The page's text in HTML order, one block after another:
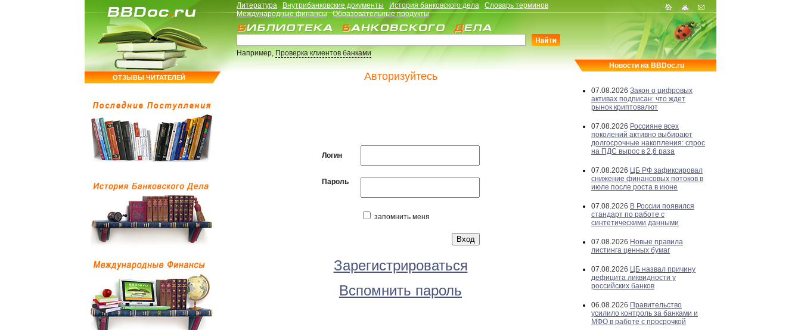
ОТЗЫВЫ ЧИТАТЕЛЕЙ
Литература Внутрибанковские документы История банковского дела
Словарь терминов
Международные финансы
Образовательные продукты
Например,Проверка клиентов банками
Авторизуйтесь
Логин
Пароль
запомнить меня
Зарегистрироваться
Вспомнить пароль
Новости на BBDoc.ru
07.08.2026 Закон о цифровых
активах подписан: что ждет
рынок криптовалют
07.08.2026 Россияне всех
поколений активно выбирают
долгосрочные накопления: спрос
на ПДС вырос в 2,6 раза
07.08.2026 ЦБ РФ зафиксировал
снижение финансовых потоков в
июле после роста в июне
07.08.2026 В России появился
стандарт по работе с
синтетическими данными
07.08.2026 Новые правила
листинга ценных бумаг
07.08.2026 ЦБ назвал причину
дефицита ликвидности у
российских банков
06.08.2026 Правительство
усилило контроль за банками и
МФО в работе с просрочкой